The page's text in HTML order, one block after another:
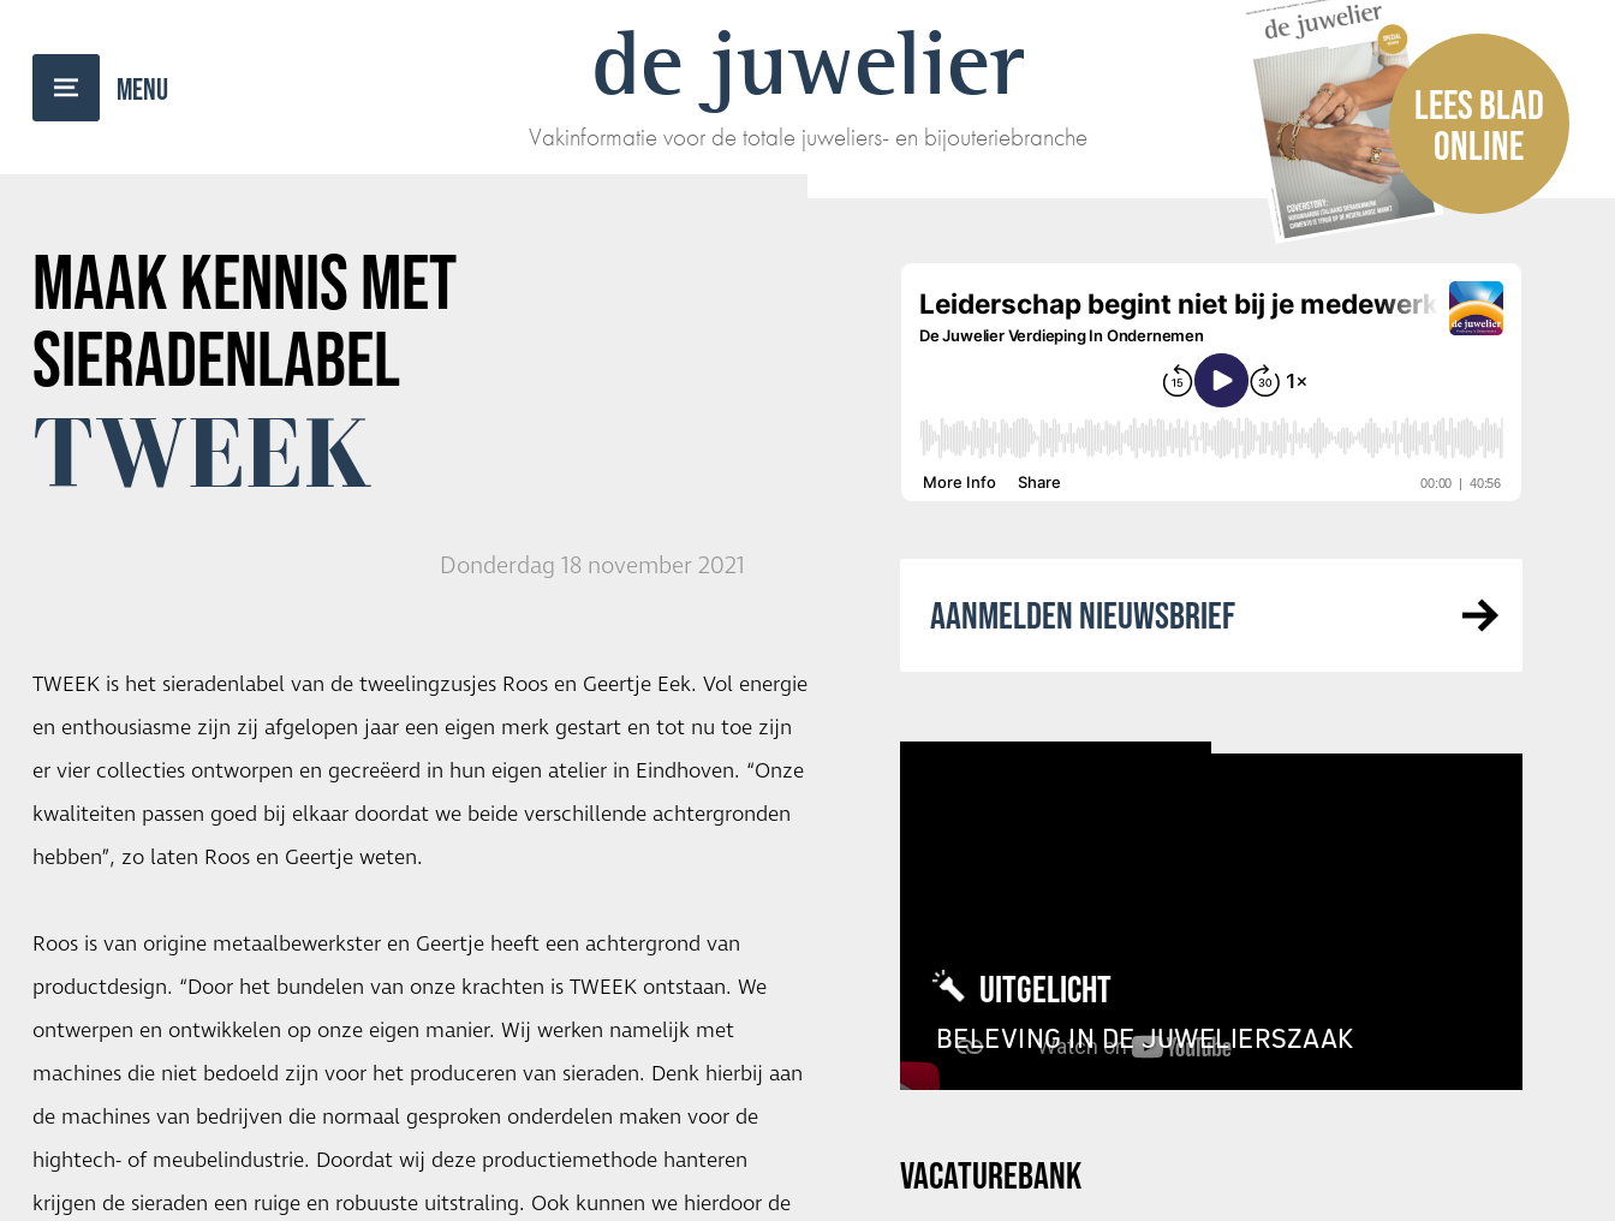
de juwelier
Vakinformatie voor de totale juweliers- en bijouteriebranche
LEES BLAD
ONLINE
MAAK KENNIS MET
SIERADENLABEL
TWEEK
Donderdag 18 november 2021
TWEEK is het sieradenlabel van de tweelingzusjes Roos en Geertje Eek. Vol energie
en enthousiasme zijn zij afgelopen jaar een eigen merk gestart en tot nu toe zijn
er vier collecties ontworpen en gecreëerd in hun eigen atelier in Eindhoven. “Onze
kwaliteiten passen goed bij elkaar doordat we beide verschillende achtergronden
hebben”, zo laten Roos en Geertje weten.
Roos is van origine metaalbewerkster en Geertje heeft een achtergrond van
productdesign. “Door het bundelen van onze krachten is TWEEK ontstaan. We
ontwerpen en ontwikkelen op onze eigen manier. Wij werken namelijk met
machines die niet bedoeld zijn voor het produceren van sieraden. Denk hierbij aan
de machines van bedrijven die normaal gesproken onderdelen maken voor de
hightech- of meubelindustrie. Doordat wij deze productiemethode hanteren
krijgen de sieraden een ruige en robuuste uitstraling. Ook kunnen we hierdoor de
AANMELDEN NIEUWSBRIEF
UITGELICHT
BELEVING IN DE JUWELIERSZAAK
VACATUREBANK